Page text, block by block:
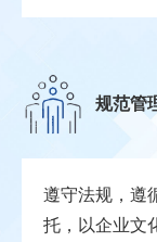
规范管
遵守法规，遵
托，以企业文